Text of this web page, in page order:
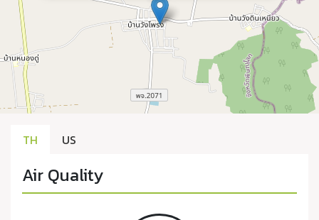
TH US
Air Quality